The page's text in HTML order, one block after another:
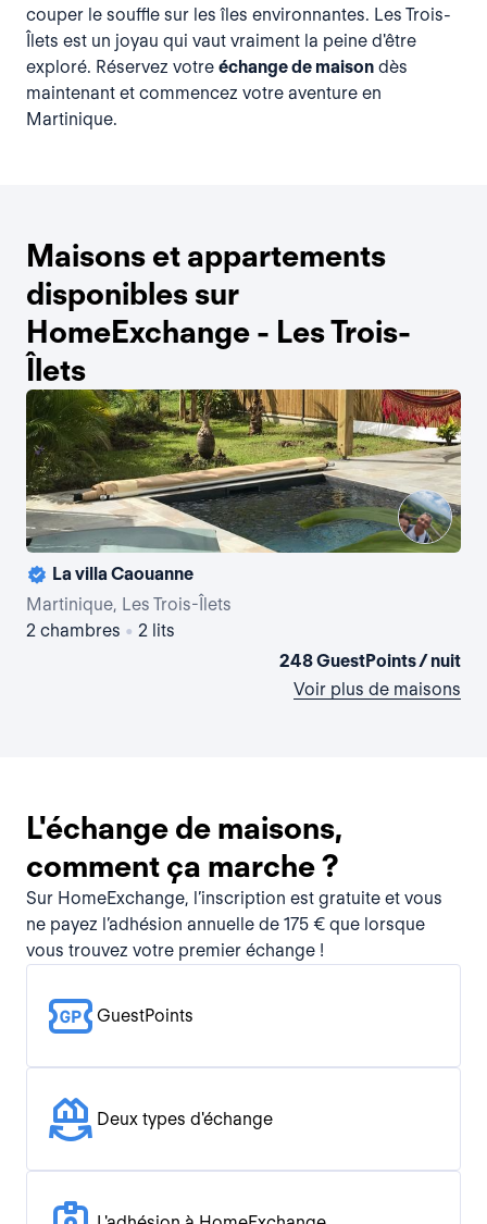
couper le souffle sur les îles environnantes. Les Trois-
Îlets est un joyau qui vaut vraiment la peine d'être
exploré. Réservez votre échange de maison dès
maintenant et commencez votre aventure en
Martinique.
Maisons et appartements
disponibles sur
HomeExchange - Les Trois-
Îlets
La villa Caouanne
Martinique, Les Trois-Îlets
2 chambres • 2 lits
248 GuestPoints / nuit
Voir plus de maisons
L'échange de maisons,
comment ça marche ?
Sur HomeExchange, l’inscription est gratuite et vous
ne payez l’adhésion annuelle de 175 € que lorsque
vous trouvez votre premier échange !
GuestPoints
Deux types d'échange